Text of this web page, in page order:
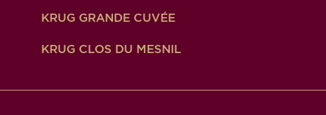
KRUG GRANDE CUVÉE
KRUG CLOS DU MESNIL